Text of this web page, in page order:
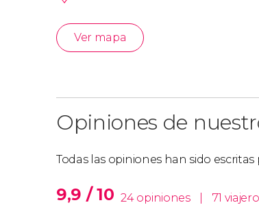
Ver mapa
Opiniones de
Todas las opiniones han sido
9,9 / 10 24 opiniones 71